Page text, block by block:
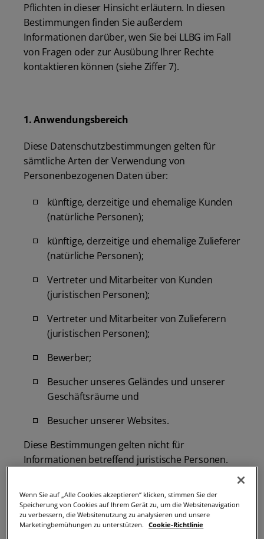
Pflichten in dieser Hinsicht erläutern. In diesen
Bestimmungen finden Sie außerdem
Informationen darüber, wen Sie bei LLBG im Fall
von Fragen oder zur Ausübung Ihrer Rechte
kontaktieren können (siehe Ziffer 7).
1. Anwendungsbereich
Diese Datenschutzbestimmungen gelten für
sämtliche Arten der Verwendung von
Personenbezogenen Daten über:
künftige, derzeitige und ehemalige Kunden
(natürliche Personen);
künftige, derzeitige und ehemalige Zulieferer
(natürliche Personen);
Vertreter und Mitarbeiter von Kunden
(juristischen Personen);
Vertreter und Mitarbeiter von Zulieferern
(juristischen Personen);
Bewerber;
Besucher unseres Geländes und unserer
Geschäftsräume und
Besucher unserer Websites.
Diese Bestimmungen gelten nicht für
Informationen betreffend juristische Personen.
Bei dem sogenannten „Verantwortlichen“ handelt
es sich um diejenige juristische Person, die über
die Zwecke und Mittel der Erhebung und
Verwendung Ihrer Personenbezogenen Daten
Wenn Sie auf „Alle Cookies akzeptieren“ klicken, stimmen Sie der
Speicherung von Cookies auf Ihrem Gerät zu, um die Websitenavigation
zu verbessern, die Websitenutzung zu analysieren und unsere
Marketingbemühungen zu unterstützen.
Cookie-Richtlinie